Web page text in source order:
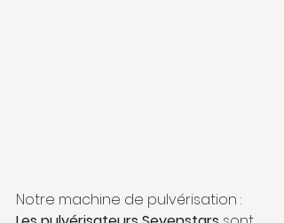
Notre machine de pulvérisation :